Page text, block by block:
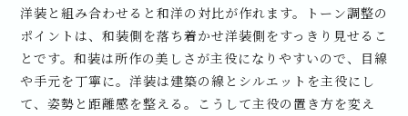
洋装と組み合わせると和洋の対比が作れます。トーン調整の
ポイントは、和装側を落ち着かせ洋装側をすっきり見せるこ
とです。和装は所作の美しさが主役になりやすいので、目線
や手元を丁寧に。洋装は建築の線とシルエットを主役にし
て、姿勢と距離感を整える。こうして主役の置き方を変え